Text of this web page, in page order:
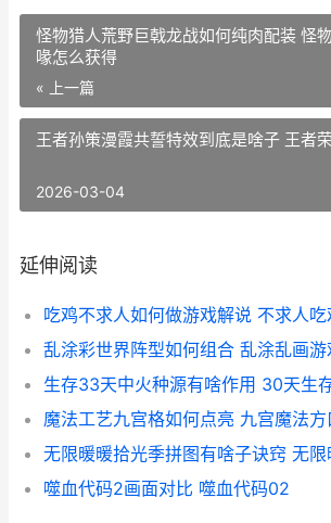
怪物猎人荒野巨戟龙战如何纯肉配装 怪
喙怎么获得
« 上一篇
王者孙策漫霞共誓特效到底是啥子 王者
2026-03-04
延伸阅读
吃鸡不求人如何做游戏解说 不求人吃
乱涂彩世界阵型如何组合 乱涂乱画游
生存33天中火种源有啥作用 30天生
魔法工艺九宫格如何点亮 九宫魔法方
噬血代码2画面对比 噬血代码02